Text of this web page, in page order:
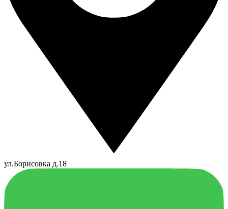
ул.Борисовка д.18